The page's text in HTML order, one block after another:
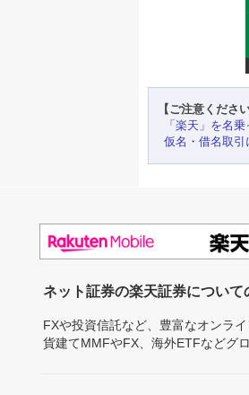
【ご注意ください
「楽天」を名
仮名・借名取引
ネット証券の楽天証券について
FXや投資信託など、豊富なオンラ
貨建てMMFやFX、海外ETFなどグ